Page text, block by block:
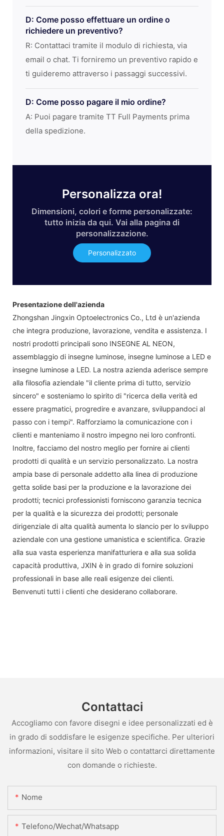
D: Come posso effettuare un ordine o
richiedere un preventivo?
R: Contattaci tramite il modulo di richiesta, via
email o chat. Ti forniremo un preventivo rapido e
ti guideremo attraverso i passaggi successivi.
D: Come posso pagare il mio ordine?
A: Puoi pagare tramite TT Full Payments prima
della spedizione.
Personalizza ora!
Dimensioni, colori e forme personalizzate:
tutto inizia da qui. Vai alla pagina di
personalizzazione.
Personalizzato
Presentazione dell'azienda
Zhongshan Jingxin Optoelectronics Co., Ltd è un'azienda
che integra produzione, lavorazione, vendita e assistenza. I
nostri prodotti principali sono INSEGNE AL NEON,
assemblaggio di insegne luminose, insegne luminose a LED e
insegne luminose a LED. La nostra azienda aderisce sempre
alla filosofia aziendale "il cliente prima di tutto, servizio
sincero" e sosteniamo lo spirito di "ricerca della verità ed
essere pragmatici, progredire e avanzare, sviluppandoci al
passo con i tempi". Rafforziamo la comunicazione con i
clienti e manteniamo il nostro impegno nei loro confronti.
Inoltre, facciamo del nostro meglio per fornire ai clienti
prodotti di qualità e un servizio personalizzato. La nostra
ampia base di personale addetto alla linea di produzione
getta solide basi per la produzione e la lavorazione dei
prodotti; tecnici professionisti forniscono garanzia tecnica
per la qualità e la sicurezza dei prodotti; personale
dirigenziale di alta qualità aumenta lo slancio per lo sviluppo
aziendale con una gestione umanistica e scientifica. Grazie
alla sua vasta esperienza manifatturiera e alla sua solida
capacità produttiva, JXIN è in grado di fornire soluzioni
professionali in base alle reali esigenze dei clienti.
Benvenuti tutti i clienti che desiderano collaborare.
Contattaci
Accogliamo con favore disegni e idee personalizzati ed è
in grado di soddisfare le esigenze specifiche. Per ulteriori
informazioni, visitare il sito Web o contattarci direttamente
con domande o richieste.
Nome
Telefono/Wechat/Whatsapp